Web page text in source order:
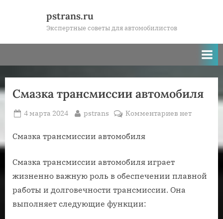
pstrans.ru
Экспертные советы для автомобилистов
Смазка трансмиссии автомобиля
Posted
4 марта 2024 By
pstrans Комментариевк
трансмиссии
нет
Смазка трансмиссии автомобиля
Смазка трансмиссии автомобиля играет
жизненно важную роль в обеспечении плавной
работы и долговечности трансмиссии. Она
выполняет следующие функции: